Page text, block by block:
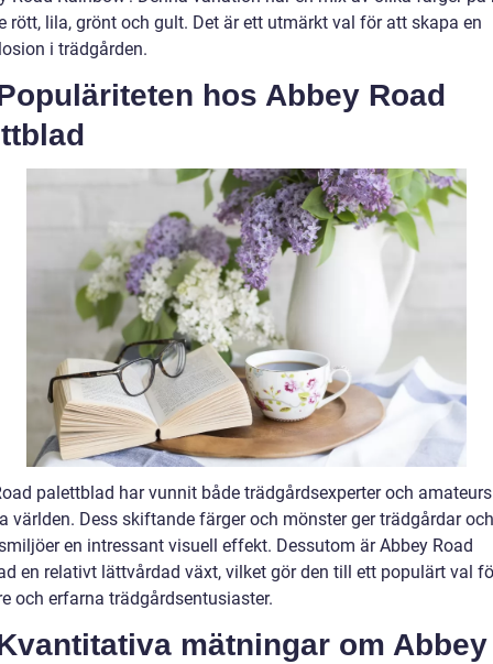
rött, lila, grönt och gult. Det är ett utmärkt val för att skapa en
i trädgården.
hos Abbey Road
palettblad har vunnit både trädgårdsexperter och
världen. Dess skiftande färger och mönster ger trädgårdar och
en intressant visuell effekt. Dessutom är Abbey Road
en relativt lättvårdad växt, vilket gör den till ett populärt val
och erfarna trädgårdsentusiaster.
mätningar om Abbey